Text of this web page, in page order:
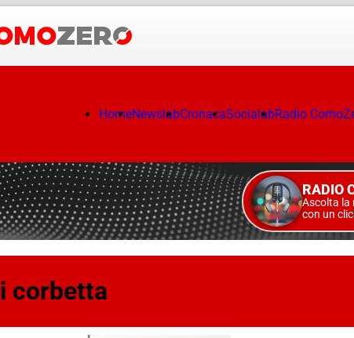
HomeNewslabCronacaSocialabRadio
RADIO
Ascolta la
con un
corbetta